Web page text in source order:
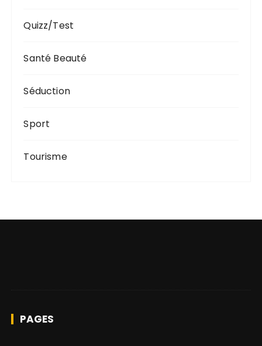
Quizz/Test
Santé Beauté
Séduction
Sport
Tourisme
PAGES